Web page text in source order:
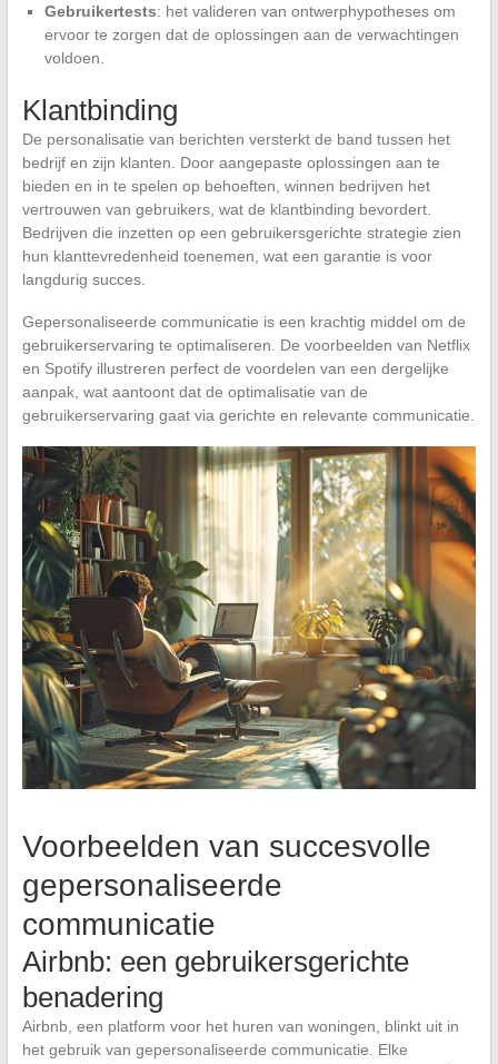
Gebruikertests: het valideren van ontwerphypotheses om
ervoor te zorgen dat de oplossingen aan de verwachtingen
voldoen.
Klantbinding
De personalisatie van berichten versterkt de band tussen het
bedrijf en zijn klanten. Door aangepaste oplossingen aan te
bieden en in te spelen op behoeften, winnen bedrijven het
vertrouwen van gebruikers, wat de klantbinding bevordert.
Bedrijven die inzetten op een gebruikersgerichte strategie zien
hun klanttevredenheid toenemen, wat een garantie is voor
langdurig succes.
Gepersonaliseerde communicatie is een krachtig middel om de
gebruikerservaring te optimaliseren. De voorbeelden van Netflix
en Spotify illustreren perfect de voordelen van een dergelijke
aanpak, wat aantoont dat de optimalisatie van de
gebruikerservaring gaat via gerichte en relevante communicatie.
Voorbeelden van succesvolle
gepersonaliseerde
communicatie
Airbnb: een gebruikersgerichte
benadering
Airbnb, een platform voor het huren van woningen, blinkt uit in
het gebruik van gepersonaliseerde communicatie. Elke